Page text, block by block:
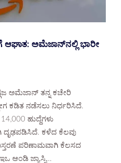
ಆಘಾತ: ಅಮೆಜಾನ್‌ನಲ್ಲಿ ಭಾರೀ
ಅಮೆಜಾನ್ ತನ್ನ ಕಚೇರಿ
ಕಡಿತ ನಡೆಸಲು ನಿರ್ಧರಿಸಿದೆ.
ಹುದ್ದೆಗಳು
ದೃಢಪಡಿಸಿದೆ. ಕಳೆದ ಕೆಲವು
ಪರಿಣಾಮವಾಗಿ ಕೆಲಸದ
ಆಂಡಿ ಜ್ಯಾಸ್ಸಿ…